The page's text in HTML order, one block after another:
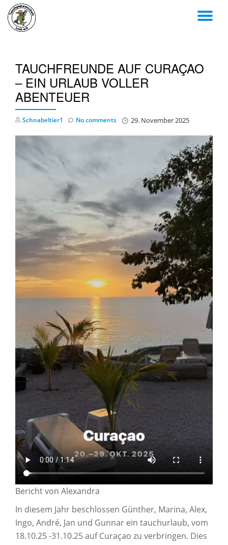
Skip
TAUCHFREUNDE AUF CURAÇAO
– EIN URLAUB VOLLER
ABENTEUER
Schnabeltier1 29. November 2025
No comments
Bericht von Alexandra
In diesem Jahr beschlossen Günther, Marina, Alex,
Ingo, André, Jan und Gunnar ein tauchurlaub, vom
18.10.25 -31.10.25 auf Curaçao zu verbringen. Dies